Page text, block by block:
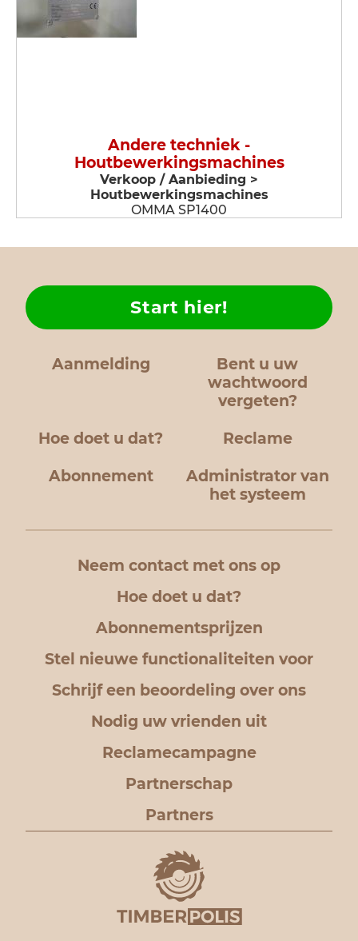
Andere techniek -
Houtbewerkingsmachines
Verkoop / Aanbieding >
Houtbewerkingsmachines
OMMA SP1400
Aanmelding
Bent u uw
wachtwoord
vergeten?
Hoe doet u dat?
Start hier!
Reclame
Abonnement
Administrator van
het systeem
Neem contact met ons op
Hoe doet u dat?
Abonnementsprijzen
Stel nieuwe functionaliteiten voor
Schrijf een beoordeling over ons
Nodig uw vrienden uit
Reclamecampagne
Partnerschap
Partners